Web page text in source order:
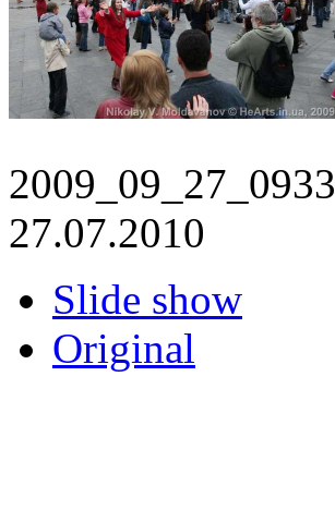
2009_09_27_0933
27.07.2010
Slide show
Original